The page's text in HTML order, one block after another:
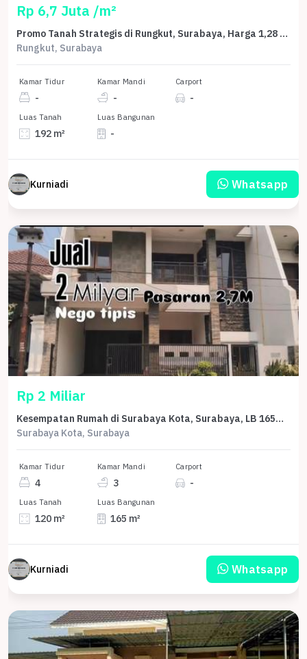
Rp 6,7 Juta /m²
Promo Tanah Strategis di Rungkut, Surabaya, Harga 1,28 Miliar
Rungkut, Surabaya
Kamar Tidur
-
Kamar Mandi
-
Carport
-
Luas Tanah
192 m²
Luas Bangunan
-
Kurniadi Whatsapp
Rp 2 Miliar
Kesempatan Rumah di Surabaya Kota, Surabaya, LB 165m², Harga 2 Miliar
Surabaya Kota, Surabaya
Kamar Tidur
4
Kamar Mandi
3
Carport
-
Luas Tanah
120 m²
Luas Bangunan
165 m²
Kurniadi Whatsapp